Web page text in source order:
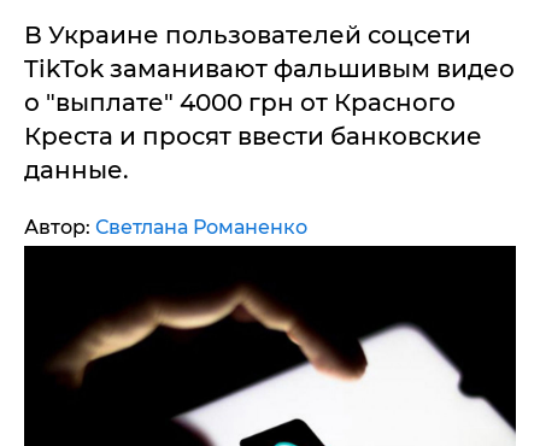
В Украине пользователей соцсети
TikTok заманивают фальшивым видео
о "выплате" 4000 грн от Красного
Креста и просят ввести банковские
данные.
Автор: Светлана Романенко